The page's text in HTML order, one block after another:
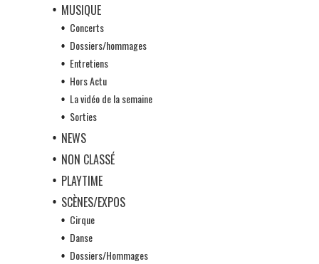
MUSIQUE
Concerts
Dossiers/hommages
Entretiens
Hors Actu
La vidéo de la semaine
Sorties
NEWS
NON CLASSÉ
PLAYTIME
SCÈNES/EXPOS
Cirque
Danse
Dossiers/Hommages